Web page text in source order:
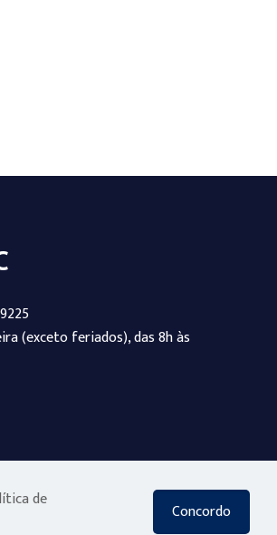
(exceto feriados), das 8h às
de
Concordo